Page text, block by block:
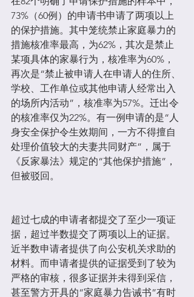
73%（60例）的申请书申请了两项以上
的保护措施。其中笼统禁止家庭暴力的
措施核准率最高，为62%，其次是禁止
某项具体的家暴行为，核准率为60%，
再次是“禁止被申请人在申请人的住所、
学校、工作单位或其他申请人经常出入
的场所内活动”，核准率为57%。迁出令
的核准率仅为22%。有一例申请的是“人
身安全保护令生效期间，一方不得擅自
处理价值较大的夫妻共同财产”，属于
《反家暴法》规定的“其他保护措施”，
但被驳回。
超过七成的申请者都提交了至少一项证
据，超过半数提交了两项以上的证据。
近半数申请者提供了向公安机关求助的
材料。而申请者提供的证据受到了较为
严格的审核，很多证据并未得到采信，
甚至警方开具的“家庭暴力告诫书”有时